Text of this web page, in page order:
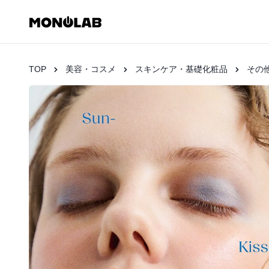
TOP 美容・コスメ スキンケア・基礎化粧品 その